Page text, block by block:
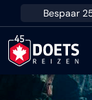
Ga direct naar
Bespaar